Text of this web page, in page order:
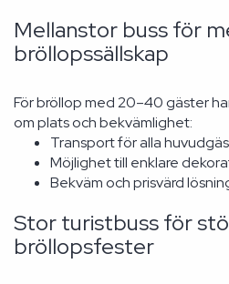
Mellanstor buss för
bröllopssällskap
För bröllop med 20–40 gäster
om plats och bekvämlighet:
Transport för alla
Möjlighet till enklare
Bekväm och prisvärd
Stor turistbuss för
bröllopsfester